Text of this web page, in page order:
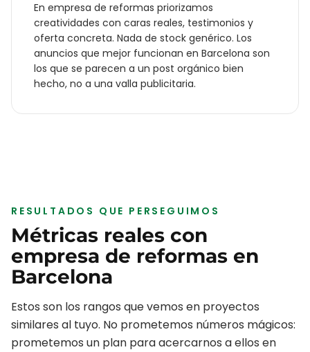
En empresa de reformas priorizamos
creatividades con caras reales, testimonios y
oferta concreta. Nada de stock genérico. Los
anuncios que mejor funcionan en Barcelona son
los que se parecen a un post orgánico bien
hecho, no a una valla publicitaria.
RESULTADOS QUE PERSEGUIMOS
Métricas reales con
empresa de reformas en
Barcelona
Estos son los rangos que vemos en proyectos
similares al tuyo. No prometemos números mágicos:
prometemos un plan para acercarnos a ellos en